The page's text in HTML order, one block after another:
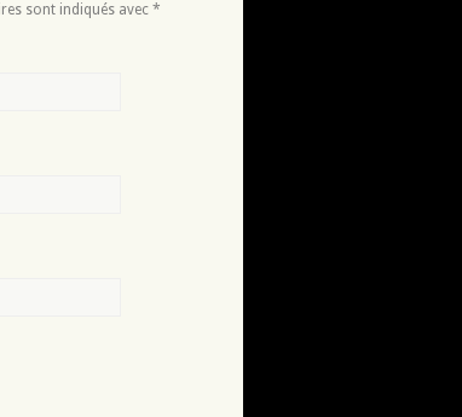
sont indiqués avec *